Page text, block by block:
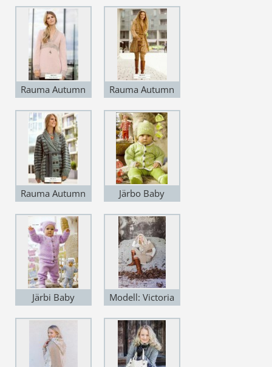
Purse
Rauma Autumn
Rauma Autumn
Rauma Autumn
Järbo Baby
Järbi Baby
Modell: Victoria
Styling: Karen
Eriksen: Photo:
Anne Helene